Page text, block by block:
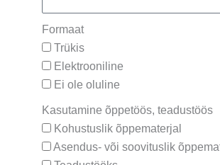
Formaat
Trükis
Elektrooniline
Ei ole oluline
Kasutamine õppetöös, teadustöös
Kohustuslik õppematerjal
Asendus- või soovituslik